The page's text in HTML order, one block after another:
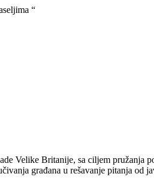
“
Velike Britanije, sa ciljem pružanja
građana u rešavanje pitanja od